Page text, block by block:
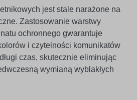
jest stale narażone na
Zastosowanie warstwy
ochronnego gwarantuje
i czytelności komunikatów
czas, skutecznie eliminując
wymianą wyblakłych